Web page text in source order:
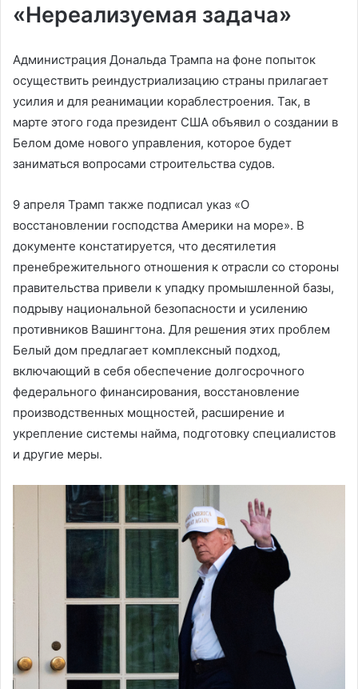
«Нереализуемая задача»
Администрация Дональда Трампа на фоне попыток
осуществить реиндустриализацию страны прилагает
усилия и для реанимации кораблестроения. Так, в
марте этого года президент США объявил о создании в
Белом доме нового управления, которое будет
заниматься вопросами строительства судов.
9 апреля Трамп также подписал указ «О
восстановлении господства Америки на море». В
документе констатируется, что десятилетия
пренебрежительного отношения к отрасли со стороны
правительства привели к упадку промышленной базы,
подрыву национальной безопасности и усилению
противников Вашингтона. Для решения этих проблем
Белый дом предлагает комплексный подход,
включающий в себя обеспечение долгосрочного
федерального финансирования, восстановление
производственных мощностей, расширение и
укрепление системы найма, подготовку специалистов
и другие меры.